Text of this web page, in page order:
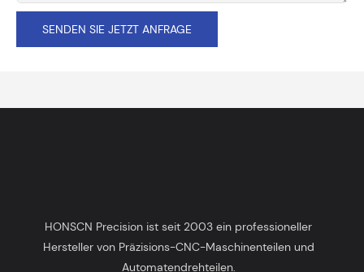
SENDEN SIE JETZT ANFRAGE
HONSCN Precision ist seit 2003 ein professioneller
Hersteller von Präzisions-CNC-Maschinenteilen und
Automatendrehteilen.